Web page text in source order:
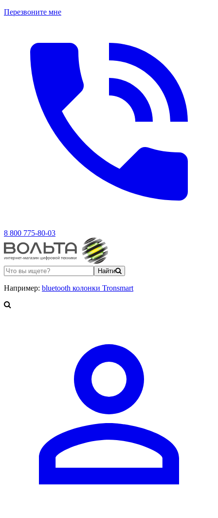
Перезвоните мне
8 800 775-80-03
Найти
Например: bluetooth колонки Tronsmart